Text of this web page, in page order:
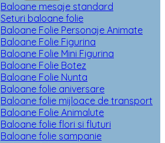
Baloane mesaje standard
Seturi baloane folie
Baloane Folie Personaje Animate
Baloane Folie Figurina
Baloane Folie Mini Figurina
Baloane Folie Botez
Baloane Folie Nunta
Baloane folie aniversare
Baloane folie mijloace de transport
Baloane Folie Animalute
Baloane folie flori si fluturi
Baloane folie sampanie